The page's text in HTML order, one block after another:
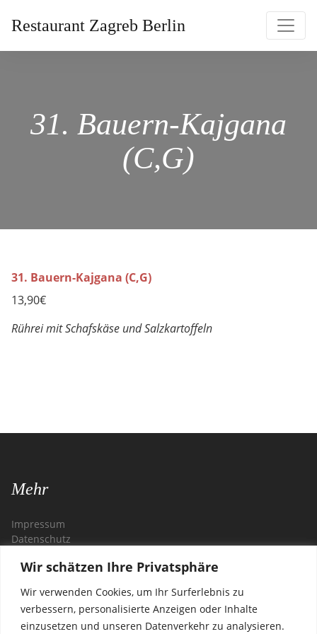
Wir schätzen Ihre Privatsphäre
Wir verwenden Cookies, um Ihr Surferlebnis zu
verbessern, personalisierte Anzeigen oder Inhalte
einzusetzen und unseren Datenverkehr zu analysieren.
Restaurant Zagreb Berlin
31. Bauern-Kajgana
(C,G)
31. Bauern-Kajgana (C,G)
13,90€
Rührei mit Schafskäse und Salzkartoffeln
Mehr
Impressum
Datenschutz
Kontakt
Restaurant Zagreb
Steglitzer Damm 54